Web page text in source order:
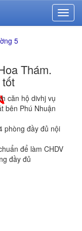
5
Thám.
căn hộ divhj vụ
bên Phú Nhuận
phòng đầy đủ nội
để làm CHDV
đầy đủ